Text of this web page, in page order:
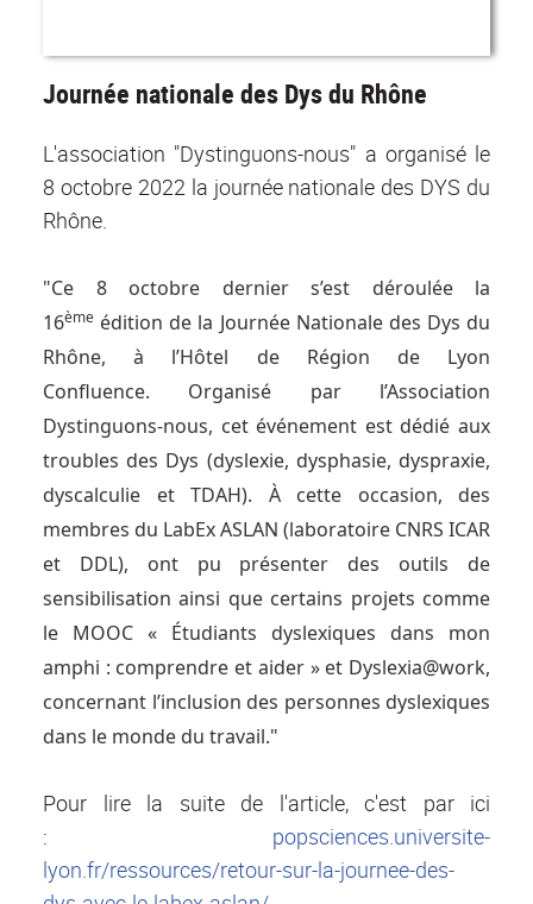
Journée nationale des Dys du Rhône
L'association "Dystinguons-nous" a organisé le
8 octobre 2022 la journée nationale des DYS du
Rhône.
"Ce 8 octobre dernier s’est déroulée la
16ème édition de la Journée Nationale des Dys du
Rhône, à l’Hôtel de Région de Lyon
Confluence. Organisé par l’Association
Dystinguons-nous, cet événement est dédié aux
troubles des Dys (dyslexie, dysphasie, dyspraxie,
dyscalculie et TDAH). À cette occasion, des
membres du LabEx ASLAN (laboratoire CNRS ICAR
et DDL), ont pu présenter des outils de
sensibilisation ainsi que certains projets comme
le MOOC « Étudiants dyslexiques dans mon
amphi : comprendre et aider » et Dyslexia@work,
concernant l’inclusion des personnes dyslexiques
dans le monde du travail."
Pour lire la suite de l'article, c'est par ici
: popsciences.universite-
lyon.fr/ressources/retour-sur-la-journee-des-